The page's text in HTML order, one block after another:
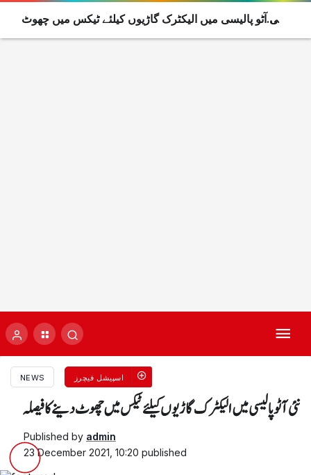
NEWS اسپیشل فیچرز
نئی آٹو پالیسی میں الیکٹرک گاڑیوں کیلئے ٹیکس میں چھوٹ دینے کا فیصلہ
Published by admin
23 December 2021, 10:20 published
نئی آٹو پالیسی میں الیکٹرک گاڑیوں کیلئے ٹیکس میں چھوٹ